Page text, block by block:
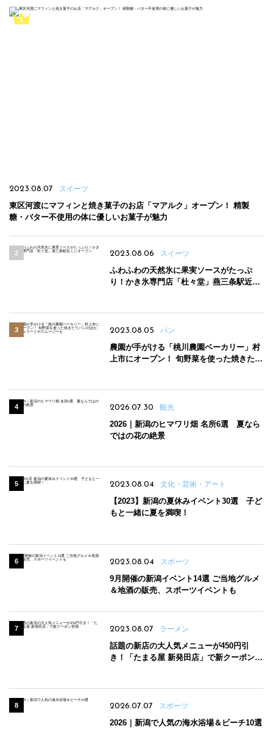
2023.08.07 スイーツ
東区河渡にマフィンと焼き菓子のお店「マアルク」オープン！ 精製
糖・バター不使用の体に優しいお菓子が魅力
2023.08.06 スイーツ
ふわふわの天然氷に果実ソースがたっぷ
り！かき氷専門店「杜々堂」燕三条駅近く
2023.08.05 パン
農園が手がける「桃川農園ベーカリー」村
上市にオープン！ 旬野菜を使った焼きたて
2026.07.30 観光
2026｜新潟のヒマワリ畑 名所6選 夏なら
ではの花の絶景
2023.08.04 文化・芸術・アート
【2023】新潟の夏休みイベント30選 子ど
もと一緒に夏を満喫！
2023.08.04 スポーツ
9月開催の新潟イベント14選 ご当地グルメ
＆地酒の販売、スポーツイベントも
2023.08.07 ラーメン
話題の新店の大人気メニューが450円引
き！「たまる屋 新発田店」で新クーポン登
2026.07.07 スポーツ
2026｜新潟で人気の海水浴場＆ビーチ10選